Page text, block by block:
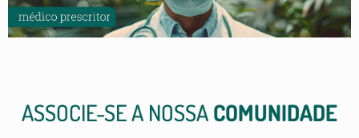
ASSOCIE-SE A NOSSACOMUNIDADE